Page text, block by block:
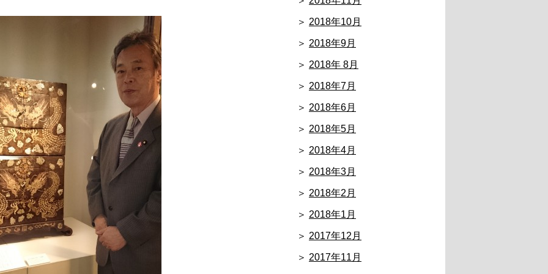
2018年10月
2018年9月
2018年 8月
2018年7月
2018年6月
2018年5月
2018年4月
2018年3月
2018年2月
2018年1月
2017年12月
2017年11月